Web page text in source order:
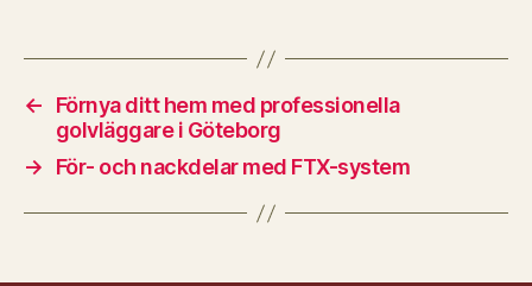
←
Förnya ditt hem med professionella
golvläggare i Göteborg
→
För- och nackdelar med FTX-system